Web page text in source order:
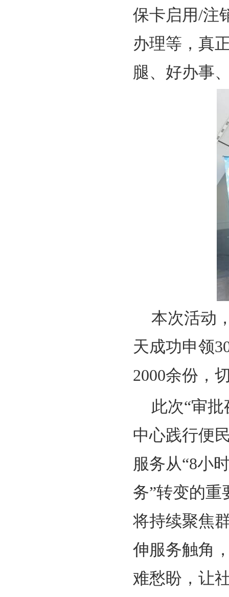
保卡启用/注
办理等，真
腿、好办事
本次活动
天成功申领
2000余份，
此次“审
中心践行便
服务从“8小
务”转变的
将持续聚焦
伸服务触角
难愁盼，让